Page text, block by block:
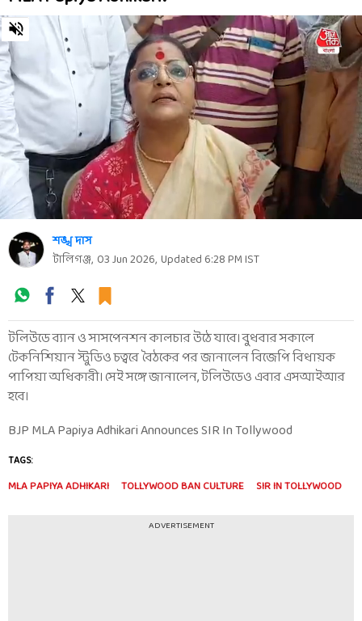
0
seconds
of
0
seconds
শঙ্খ দাস
টালিগঞ্জ, 03 Jun 2026, Updated 6:28 PMIST
টলিউডে ব্যান ও সাসপেনশন কালচার উঠে যাবে। বুধবার সকালে
টেকনিশিয়ান স্টুডিও চত্বরে বৈঠকের পর জানালেন বিজেপি বিধায়ক
পাপিয়া অধিকারী। সেই সঙ্গে জানালেন, টলিউডেও এবার এসআইআর
হবে।
BJP MLA Papiya Adhikari Announces SIR In Tollywood
TAGS:
MLA PAPIYA ADHIKARI TOLLYWOOD BAN CULTURE SIR IN TOLLYWOOD
ADVERTISEMENT